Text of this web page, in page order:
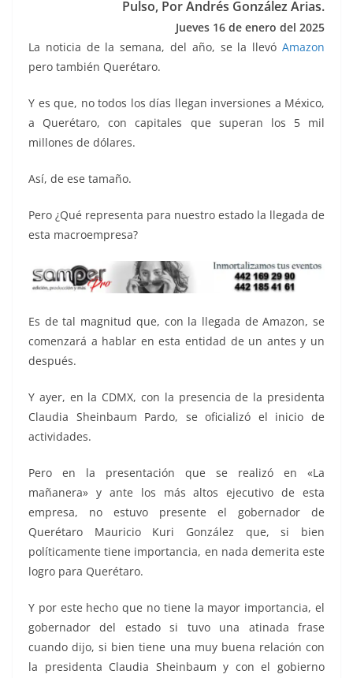
Pulso, Por Andrés González Arias.
Jueves 16 de enero del 2025
La noticia de la semana, del año, se la llevó Amazon
pero también Querétaro.
Y es que, no todos los días llegan inversiones a México,
a Querétaro, con capitales que superan los 5 mil
millones de dólares.
Así, de ese tamaño.
Pero ¿Qué representa para nuestro estado la llegada de
esta macroempresa?
Es de tal magnitud que, con la llegada de Amazon, se
comenzará a hablar en esta entidad de un antes y un
después.
Y ayer, en la CDMX, con la presencia de la presidenta
Claudia Sheinbaum Pardo, se oficializó el inicio de
actividades.
Pero en la presentación que se realizó en «La
mañanera» y ante los más altos ejecutivo de esta
empresa, no estuvo presente el gobernador de
Querétaro Mauricio Kuri González que, si bien
políticamente tiene importancia, en nada demerita este
logro para Querétaro.
Y por este hecho que no tiene la mayor importancia, el
gobernador del estado si tuvo una atinada frase
cuando dijo, si bien tiene una muy buena relación con
la presidenta Claudia Sheinbaum y con el gobierno